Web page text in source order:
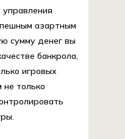
азартным
сумму денег вы
банкрола,
игровых
не только